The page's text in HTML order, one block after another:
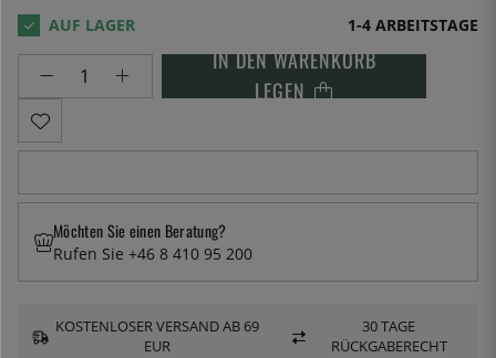
1-4 ARBEITSTAGE
IN DEN WARENKORB
LEGEN
Möchten Sie einen Beratung?
Rufen Sie +46 8 410 95 200
KOSTENLOSER VERSAND AB 69
EUR
30 TAGE
RÜCKGABERECHT